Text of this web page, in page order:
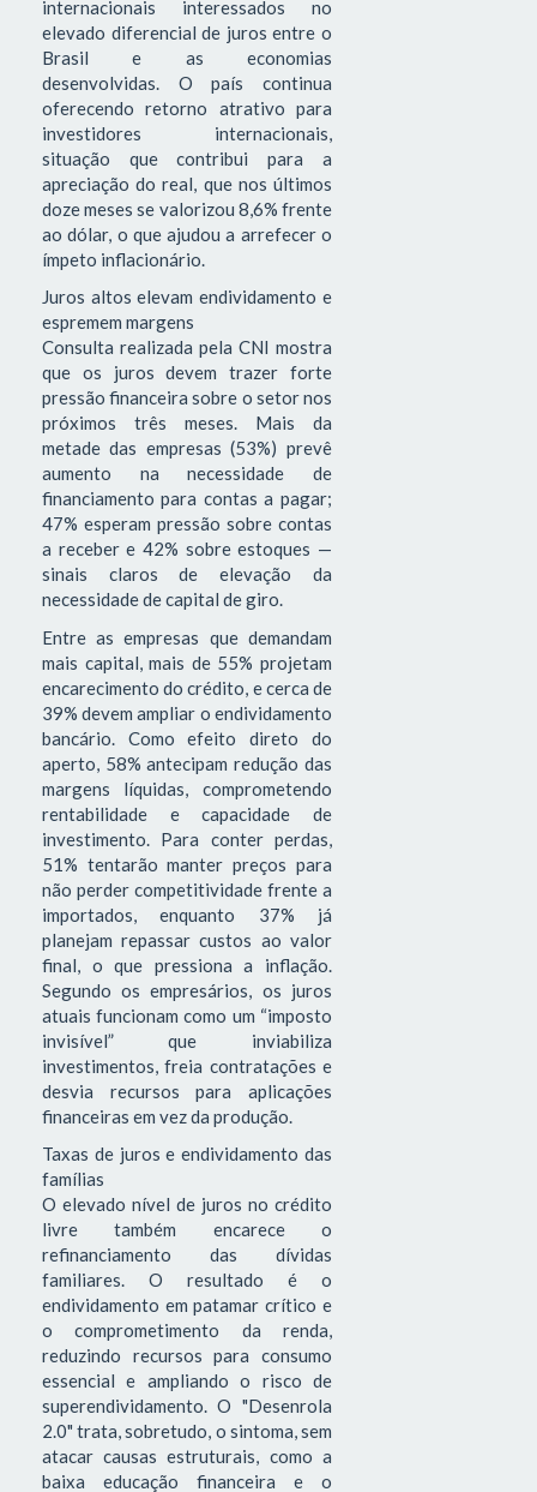
internacionais interessados no
elevado diferencial de juros entre o
Brasil e as economias
desenvolvidas. O país continua
oferecendo retorno atrativo para
investidores internacionais,
situação que contribui para a
apreciação do real, que nos últimos
doze meses se valorizou 8,6% frente
ao dólar, o que ajudou a arrefecer o
ímpeto inflacionário.
Juros altos elevam endividamento e
espremem margens
Consulta realizada pela CNI mostra
que os juros devem trazer forte
pressão financeira sobre o setor nos
próximos três meses. Mais da
metade das empresas (53%) prevê
aumento na necessidade de
financiamento para contas a pagar;
47% esperam pressão sobre contas
a receber e 42% sobre estoques —
sinais claros de elevação da
necessidade de capital de giro.
Entre as empresas que demandam
mais capital, mais de 55% projetam
encarecimento do crédito, e cerca de
39% devem ampliar o endividamento
bancário. Como efeito direto do
aperto, 58% antecipam redução das
margens líquidas, comprometendo
rentabilidade e capacidade de
investimento. Para conter perdas,
51% tentarão manter preços para
não perder competitividade frente a
importados, enquanto 37% já
planejam repassar custos ao valor
final, o que pressiona a inflação.
Segundo os empresários, os juros
atuais funcionam como um “imposto
invisível” que inviabiliza
investimentos, freia contratações e
desvia recursos para aplicações
financeiras em vez da produção.
Taxas de juros e endividamento das
famílias
O elevado nível de juros no crédito
livre também encarece o
refinanciamento das dívidas
familiares. O resultado é o
endividamento em patamar crítico e
o comprometimento da renda,
reduzindo recursos para consumo
essencial e ampliando o risco de
superendividamento. O "Desenrola
2.0" trata, sobretudo, o sintoma, sem
atacar causas estruturais, como a
baixa educação financeira e o